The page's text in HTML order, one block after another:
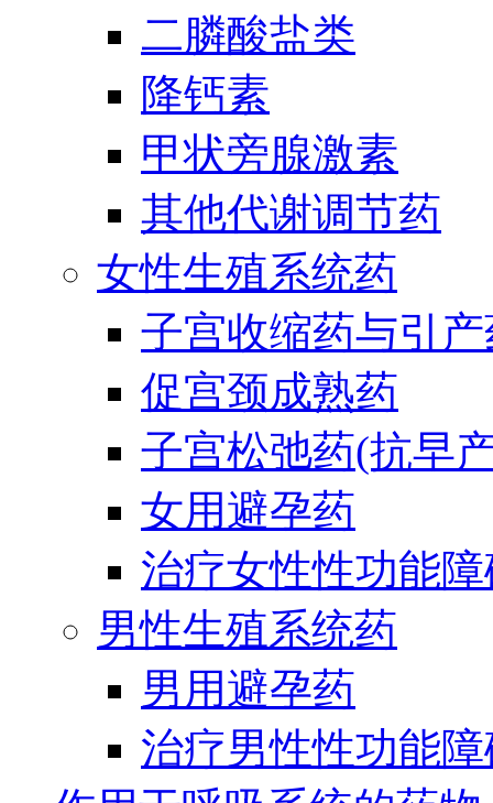
二膦酸盐类
降钙素
甲状旁腺激素
其他代谢调节药
女性生殖系统药
子宫收缩药与引
促宫颈成熟药
子宫松弛药(抗早
女用避孕药
治疗女性性功能
男性生殖系统药
男用避孕药
治疗男性性功能